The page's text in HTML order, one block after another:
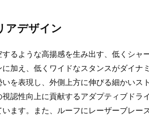
アデザイン
るような高揚感を生み出す、低くシャ
加え、低くワイドなスタンスがダイナ
いを表現し、外側上方に伸びる細かい
視認性向上に貢献するアダプティブドラ
ます。また、ルーフにレーザーブレー